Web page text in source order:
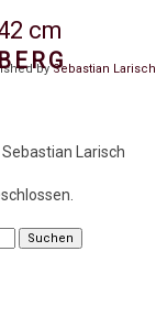
cm
bySebastian Larisch
Larisch